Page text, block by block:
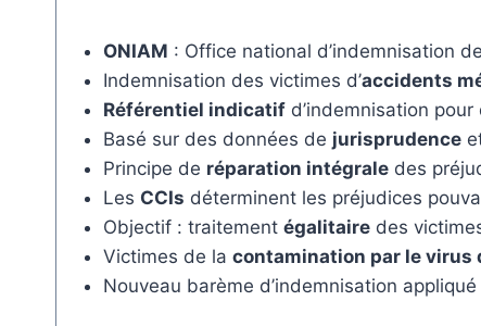
ONIAM : Office national d’indemnisation
Indemnisation des victimes d’accidents
Référentiel indicatifd’indemnisation
Basé sur des données de jurisprudence
Principe de réparation intégraledes
Les CCIs déterminent les préjudices
Objectif : traitement égalitairedes
Victimes de la contamination par le virus
Nouveau barème d’indemnisation